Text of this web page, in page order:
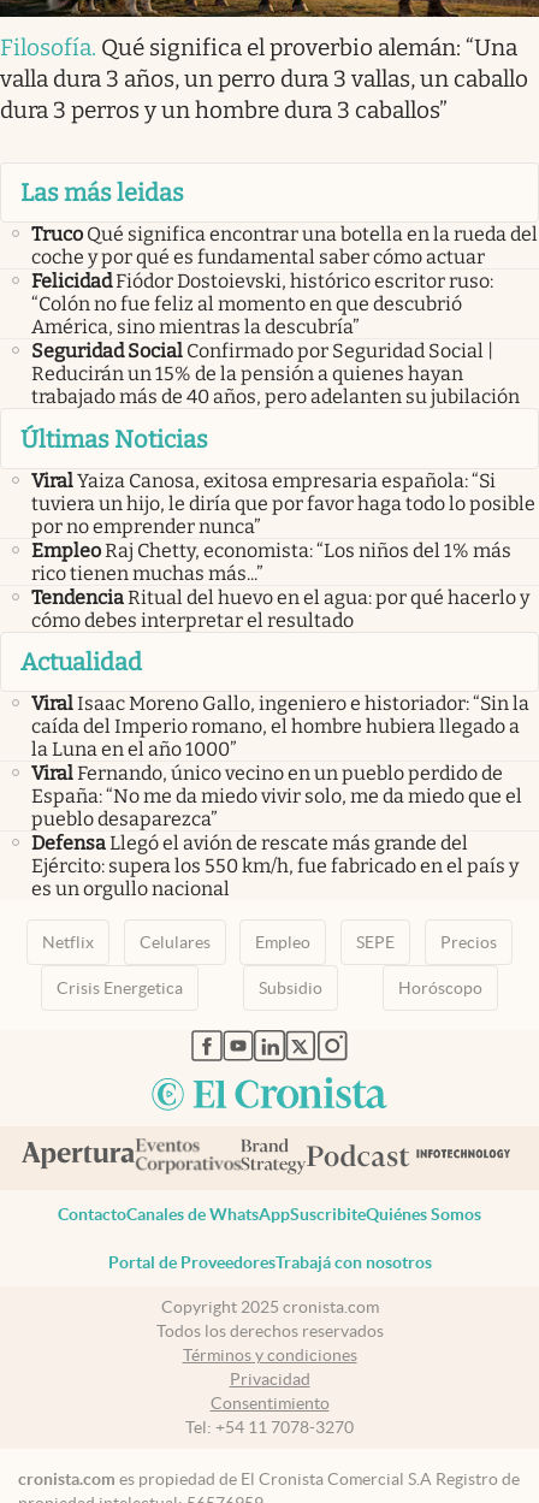
Filosofía. Qué significa el proverbio alemán: “Una
valla dura 3 años, un perro dura 3 vallas, un caballo
dura 3 perros y un hombre dura 3 caballos”
Las más leidas
Truco Qué significa encontrar una botella en la rueda del
coche y por qué es fundamental saber cómo actuar
FelicidadFiódor Dostoievski, histórico escritor ruso:
“Colón no fue feliz al momento en que descubrió
América, sino mientras la descubría”
Seguridad Social Confirmado por Seguridad Social |
Reducirán un 15% de la pensión a quienes hayan
trabajado más de 40 años, pero adelanten su jubilación
Últimas Noticias
ViralYaiza Canosa, exitosa empresaria española: “Si
tuviera un hijo, le diría que por favor haga todo lo posible
por no emprender nunca”
EmpleoRaj Chetty, economista: “Los niños del 1% más
rico tienen muchas más...”
TendenciaRitual del huevo en el agua: por qué hacerlo y
cómo debes interpretar el resultado
Actualidad
ViralIsaac Moreno Gallo, ingeniero e historiador: “Sin la
caída del Imperio romano, el hombre hubiera llegado a
la Luna en el año 1000”
ViralFernando, único vecino en un pueblo perdido de
España: “No me da miedo vivir solo, me da miedo que el
pueblo desaparezca”
DefensaLlegó el avión de rescate más grande del
Ejército: supera los 550 km/h, fue fabricado en el país y
es un orgullo nacional
Netflix Celulares Empleo SEPE Precios
Crisis Energetica Subsidio Horóscopo
abre en nueva pestaña
abre en nueva pestaña
abre en nueva pestaña
abre en nueva pestaña
abre en nueva pestaña
ContactoCanales de WhatsAppSuscribiteQuiénes Somos
Portal de ProveedoresTrabajá con nosotros
Copyright 2025 cronista.com
Todos los derechos reservados
Términos y condiciones
Privacidad
Consentimiento
Tel: +54 11 7078-3270
cronista.com es propiedad de El Cronista Comercial S.A Registro de